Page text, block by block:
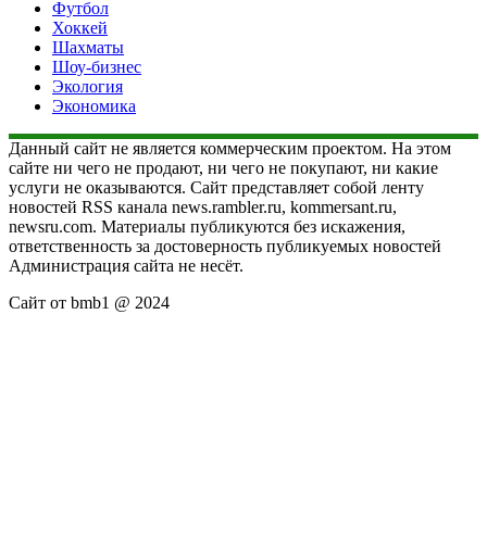
Футбол
Хоккей
Шахматы
Шоу-бизнес
Экология
Экономика
Данный сайт не является коммерческим проектом. На этом
сайте ни чего не продают, ни чего не покупают, ни какие
услуги не оказываются. Сайт представляет собой ленту
новостей RSS канала news.rambler.ru, kommersant.ru,
newsru.com. Материалы публикуются без искажения,
ответственность за достоверность публикуемых новостей
Администрация сайта не несёт.
Сайт от bmb1 @ 2024